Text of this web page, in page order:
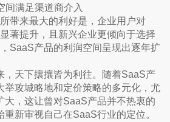
间满足渠道商介入
带来最大的利好是，企业用户对
著提升，且新兴企业更倾向于选择
SaaS产品的利润空间呈现出逐年扩
，天下攘攘皆为利往。随着SaaS产
举攻城略地和定价策略的多元化，尤
大，这让曾对SaaS产品并不热衷的
新审视自己在SaaS行业的定位。